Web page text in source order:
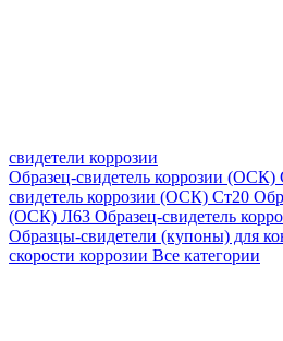
свидетели коррозии
Образец-свидетель коррозии (ОСК)
свидетель коррозии (ОСК) Ст20
(ОСК) Л63 Образец-свидетель
Образцы-свидетели (купоны) для
скорости коррозии Все категории